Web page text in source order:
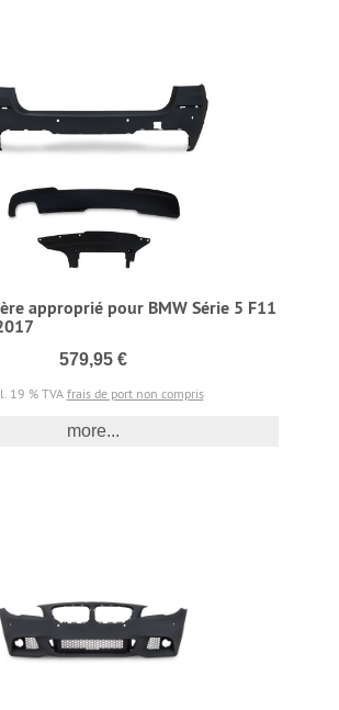
approprié pour BMW Série 5 F11
579,95 €
19 % TVAfrais de port non compris
more...